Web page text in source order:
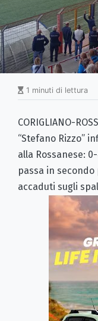
1 minuti di lettura
CORIGLIANO-
“Stefano Rizzo”
alla Rossanese:
passa in
accaduti sugli